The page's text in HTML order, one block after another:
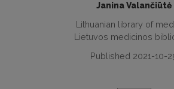
Janina Valančiūtė
Lithuanian library of
Lietuvos medicinos
Published 2021-10-